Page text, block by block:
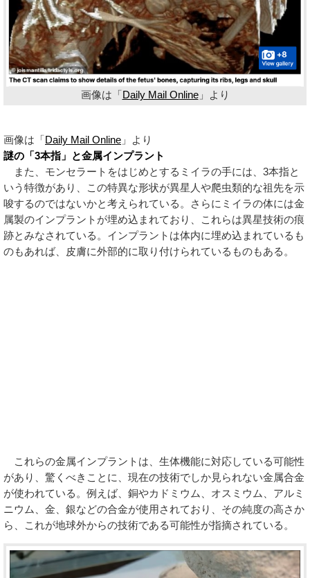
画像は「Daily Mail Online」より
画像は「Daily Mail Online 」より
謎の「3本指」と金属インプラント
また、モンセラートをはじめとするミイラの手には、3本指と
いう特徴があり、この特異な形状が異星人や爬虫類的な祖先を示
唆するのではないかと考えられている。さらにミイラの体には金
属製のインプラントが埋め込まれており、これらは異星技術の痕
跡とみなされている。インプラントは体内に埋め込まれているも
のもあれば、皮膚に外部的に取り付けられているものもある。
これらの金属インプラントは、生体機能に対応している可能性
があり、驚くべきことに、現在の技術でしか見られない金属合金
が使われている。例えば、銅やカドミウム、オスミウム、アルミ
ニウム、金、銀などの合金が使用されており、その純度の高さか
ら、これが地球外からの技術である可能性が指摘されている。